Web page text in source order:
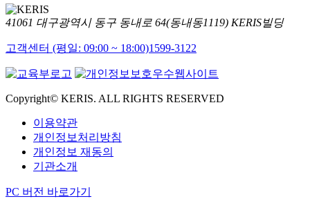
41061 대구광역시 동구 동내로 64(동내동1119) KERIS빌딩
고객센터 (평일: 09:00 ~ 18:00)1599-3122
Copyright© KERIS. ALL RIGHTS RESERVED
이용약관
개인정보처리방침
개인정보 재동의
기관소개
PC 버전 바로가기